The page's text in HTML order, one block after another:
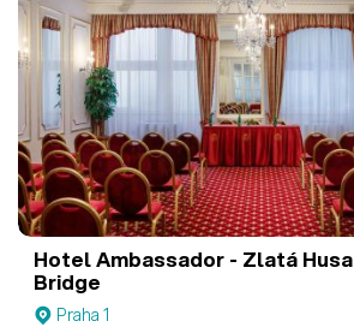
Hotel Ambassador - Zlatá Husa
Bridge
Praha 1